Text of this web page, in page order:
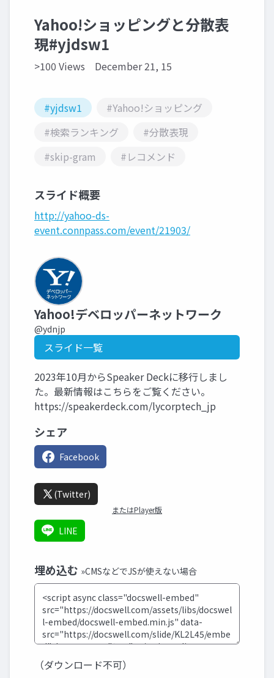
Yahoo!ショッピングと分散表
現#yjdsw1
>100 Views December 21, 15
#yjdsw1
#Yahoo!ショッピング
#検索ランキング
#分散表現
#skip-gram
#レコメンド
スライド概要
http://yahoo-ds-
event.connpass.com/event/21903/
Yahoo!デベロッパーネットワーク
@ydnjp
スライド一覧
2023年10月からSpeaker Deckに移行しまし
た。最新情報はこちらをご覧ください。
https://speakerdeck.com/lycorptech_jp
シェア
Facebook
(Twitter)
またはPlayer版
LINE
埋め込む »CMSなどでJSが使えない場合
（ダウンロード不可）